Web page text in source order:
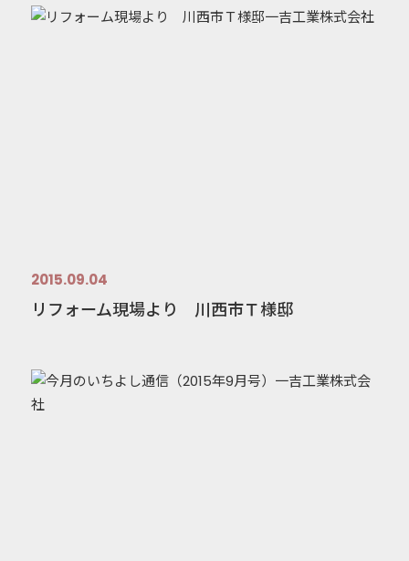
2015.09.04
リフォーム現場より 川西市Ｔ様邸